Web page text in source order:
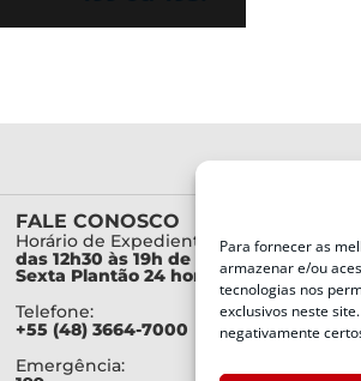
Para fornecer as
armazenar e/ou
tecnologias nos
exclusivos neste
negativamente
FALE CONOSCO
Horário de Expediente:
das 12h30 às 19h de Segunda a
Sexta Plantão 24 horas diariamente
Telefone:
+55 (48) 3664-7000
Emergência: